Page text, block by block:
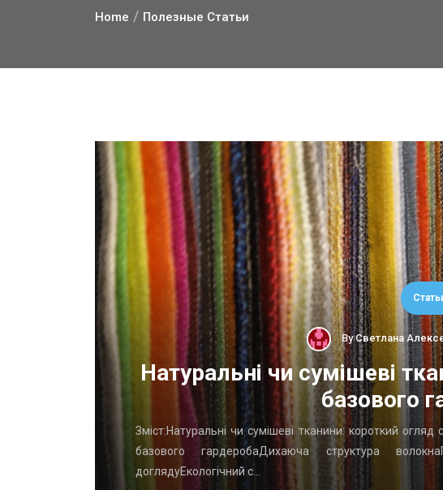
Home Полезные Статьи
ByСветлана
Натуральні чи сумішеві
базового
Зміст:Натуральні чи сумішеві тканини: короткий
базового гардеробаДихаюча структура
доглядуЕкологічний с…